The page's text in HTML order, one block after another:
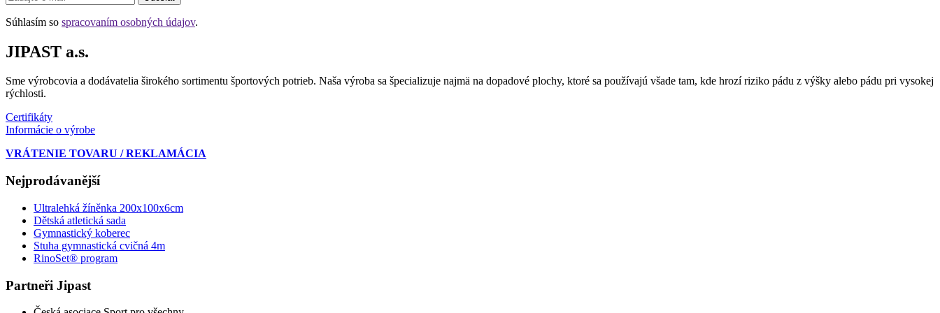
Súhlasím so spracovaním osobných údajov.
JIPAST a.s.
Sme výrobcovia a dodávatelia širokého sortimentu športových potrieb. Naša výroba sa špecializuje najmä na dopadové plochy, ktoré sa používajú všade tam, kde hrozí riziko pádu z výšky alebo pádu pri vysokej
rýchlosti.
Certifikáty
Informácie o výrobe
VRÁTENIE TOVARU / REKLAMÁCIA
Nejprodávanější
Ultralehká žíněnka 200x100x6cm
Dětská atletická sada
Gymnastický koberec
Stuha gymnastická cvičná 4m
RinoSet® program
Partneři Jipast